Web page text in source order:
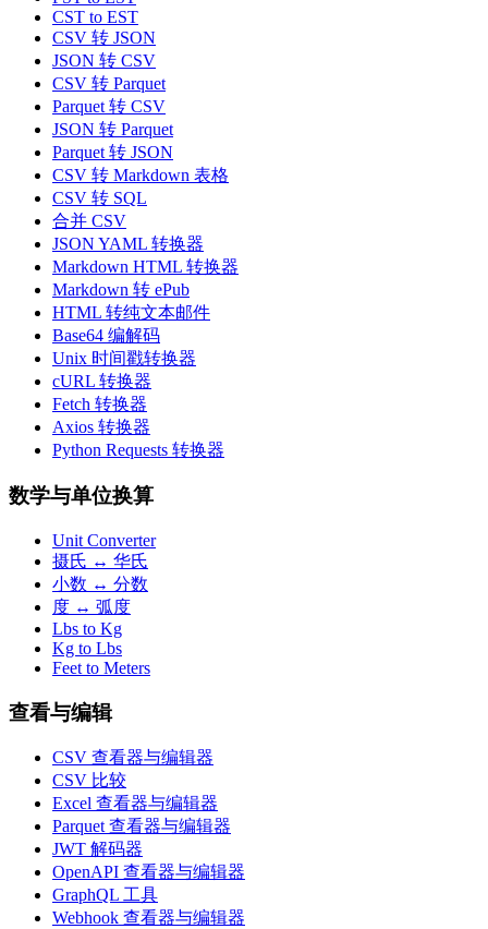
CST to EST
CSV 转 JSON
JSON 转 CSV
CSV 转 Parquet
Parquet 转 CSV
JSON 转 Parquet
Parquet 转 JSON
CSV 转 Markdown 表格
CSV 转 SQL
合并 CSV
JSON YAML 转换器
Markdown HTML 转换器
Markdown 转 ePub
HTML 转纯文本邮件
Base64 编解码
Unix 时间戳转换器
cURL 转换器
Fetch 转换器
Axios 转换器
Python Requests 转换器
数学与单位换算
Unit Converter
摄氏 ↔ 华氏
小数 ↔ 分数
度 ↔ 弧度
Lbs to Kg
Kg to Lbs
Feet to Meters
查看与编辑
CSV 查看器与编辑器
CSV 比较
Excel 查看器与编辑器
Parquet 查看器与编辑器
JWT 解码器
OpenAPI 查看器与编辑器
GraphQL 工具
Webhook 查看器与编辑器